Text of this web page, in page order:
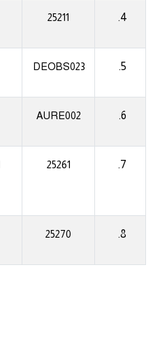
4.
25211
5.
DEOBS023
6.
AURE002
7.
25261
8.
25270